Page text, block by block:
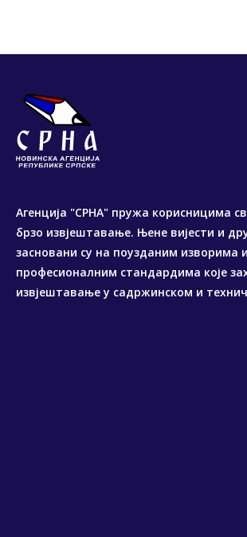
Агенција "СРНА" пружа корисницима
брзо извјештавање. Њене вијести и
засновани су на поузданим изворима
професионалним стандардима које
извјештавање у садржинском и